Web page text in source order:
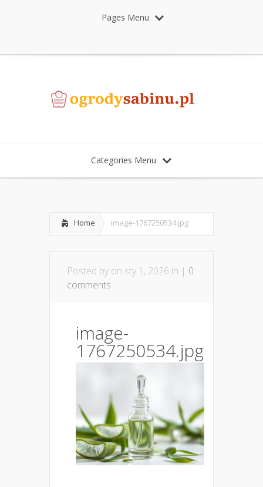
Pages Menu
Categories Menu
Home image-1767250534.jpg
Posted by on sty 1, 2026 in | 0
comments
image-
1767250534.jpg